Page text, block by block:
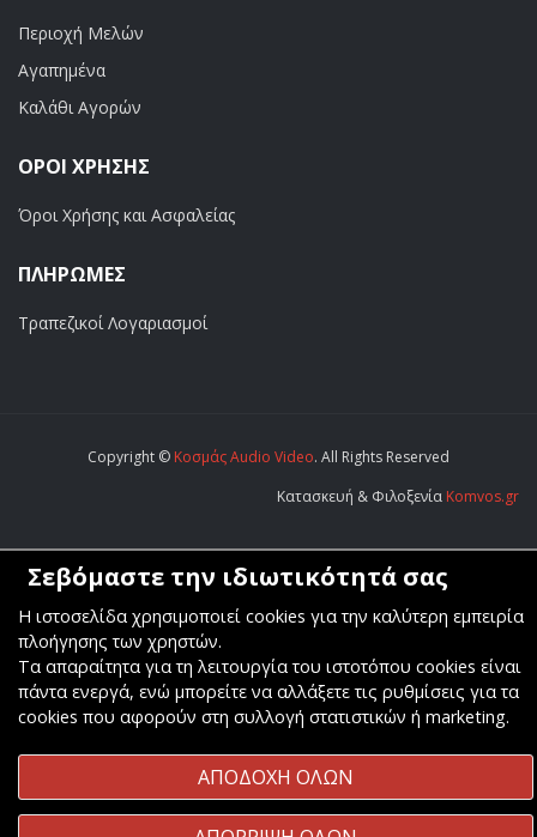
Περιοχή Μελών
Αγαπημένα
Καλάθι Αγορών
ΟΡΟΙ ΧΡΗΣΗΣ
Όροι Χρήσης και Ασφαλείας
ΠΛΗΡΩΜΕΣ
Τραπεζικοί Λογαριασμοί
Copyright © Κοσμάς Audio Video. All Rights Reserved
Κατασκευή & Φιλοξενία Komvos.gr
Σεβόμαστε την ιδιωτικότητά σας
Η ιστοσελίδα χρησιμοποιεί cookies για την καλύτερη εμπειρία
πλοήγησης των χρηστών.
Τα απαραίτητα για τη λειτουργία του ιστοτόπου cookies είναι
πάντα ενεργά, ενώ μπορείτε να αλλάξετε τις ρυθμίσεις για τα
cookies που αφορούν στη συλλογή στατιστικών ή marketing.
ΑΠΟΔΟΧΗ ΟΛΩΝ